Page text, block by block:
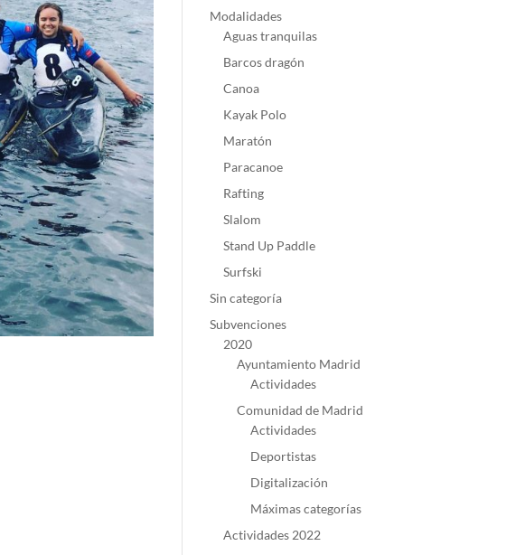
Modalidades
Aguas tranquilas
Barcos dragón
Canoa
Kayak Polo
Maratón
Paracanoe
Rafting
Slalom
Stand Up Paddle
Surfski
Sin categoría
Subvenciones
2020
Ayuntamiento Madrid
Actividades
Comunidad de Madrid
Actividades
Deportistas
Digitalización
Máximas categorías
Actividades 2022